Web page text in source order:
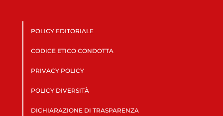
POLICY EDITORIALE
CODICE ETICO CONDOTTA
PRIVACY POLICY
POLICY DIVERSITÀ
DICHIARAZIONE DI TRASPARENZA